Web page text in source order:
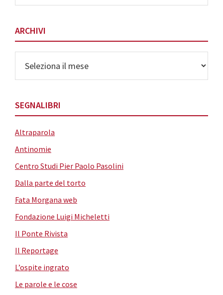
Categorie
ARCHIVI
SEGNALIBRI
Altraparola
Antinomie
Centro Studi Pier Paolo Pasolini
Dalla parte del torto
Fata Morgana web
Fondazione Luigi Micheletti
Il Ponte Rivista
Il Reportage
L’ospite ingrato
Le parole e le cose